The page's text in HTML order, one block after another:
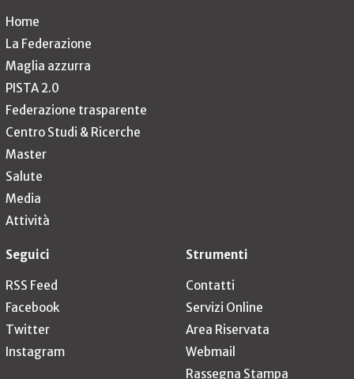
Home
La Federazione
Maglia azzurra
PISTA 2.0
Federazione trasparente
Centro Studi & Ricerche
Master
Salute
Media
Attività
Seguici
RSS Feed
Facebook
Twitter
Instagram
Strumenti
Contatti
Servizi Online
Area Riservata
Webmail
Rassegna Stampa